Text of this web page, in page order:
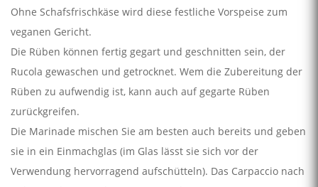
Ohne Schafsfrischkäse wird diese festliche Vorspeise zum
veganen Gericht.
Die Rüben können fertig gegart und geschnitten sein, der
Rucola gewaschen und getrocknet. Wem die Zubereitung der
Rüben zu aufwendig ist, kann auch auf gegarte Rüben
zurückgreifen.
Die Marinade mischen Sie am besten auch bereits und geben
sie in ein Einmachglas (im Glas lässt sie sich vor der
Verwendung hervorragend aufschütteln). Das Carpaccio nach